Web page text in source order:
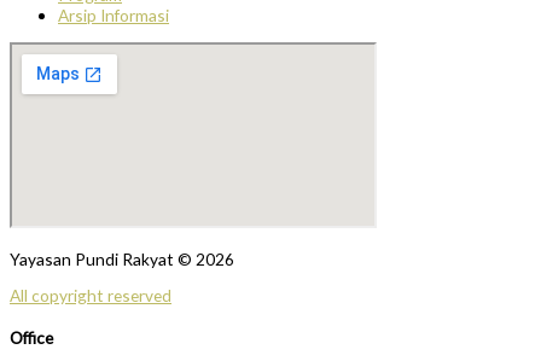
Arsip Informasi
Yayasan Pundi Rakyat © 2026
All copyright reserved
Office